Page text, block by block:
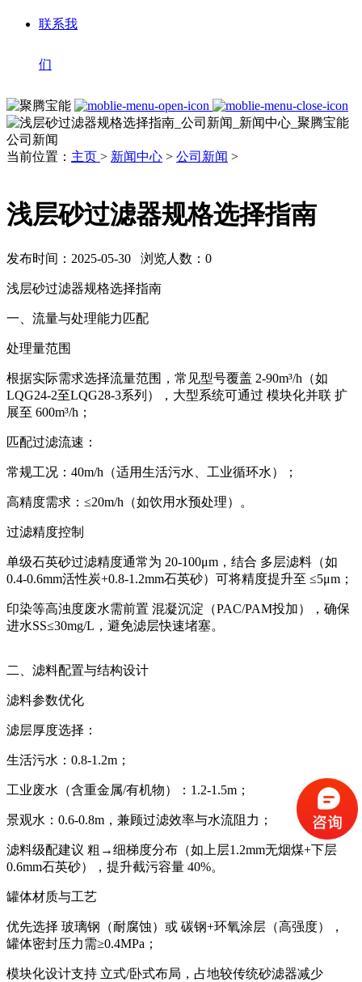
联系我
们
公司新闻
当前位置： 主页 > 新闻中心 > 公司新闻 >
浅层砂过滤器规格选择指南
发布时间：2025-05-30 浏览人数： 0
浅层砂过滤器规格选择指南
一、‌流量与处理能力匹配‌
‌处理量范围‌
根据实际需求选择流量范围，常见型号覆盖 ‌2-90m³/h‌（如
LQG24-2至LQG28-3系列），大型系统可通过 ‌模块化并联‌ 扩
展至 ‌600m³/h‌；
匹配过滤流速：
常规工况：‌40m/h‌（适用生活污水、工业循环水）；
高精度需求：‌≤20m/h‌（如饮用水预处理）。
‌过滤精度控制‌
单级石英砂过滤精度通常为 ‌20-100μm‌，结合 ‌多层滤料‌（如
0.4-0.6mm活性炭+0.8-1.2mm石英砂）可将精度提升至 ‌≤5μm‌；
印染等高浊度废水需前置 ‌混凝沉淀‌（PAC/PAM投加），确保
进水SS≤‌30mg/L‌，避免滤层快速堵塞。
二、‌滤料配置与结构设计‌
‌滤料参数优化‌
滤层厚度选择：
生活污水：‌0.8-1.2m‌；
工业废水（含重金属/有机物）：‌1.2-1.5m‌；
景观水：‌0.6-0.8m‌，兼顾过滤效率与水流阻力；
滤料级配建议 ‌粗→细梯度分布‌（如上层1.2mm无烟煤+下层
0.6mm石英砂），提升截污容量 ‌40%‌。
‌罐体材质与工艺‌
优先选择 ‌玻璃钢‌（耐腐蚀）或 ‌碳钢+环氧涂层‌（高强度），
罐体密封压力需≥‌0.4MPa‌；
模块化设计支持 ‌立式/卧式布局‌，占地较传统砂滤器减少